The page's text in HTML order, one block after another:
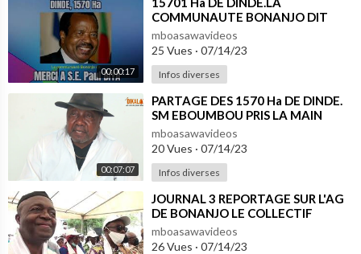
00:00:17
COMMUNAUTE BONANJO DIT
MERCI A S.E. PAUL BIYA
mboasawavideos
25 Vues · 07/14/23
Infos diverses
00:07:07
⁣PARTAGE DES 1570 Ha DE DINDE.
SM EBOUMBOU PRIS LA MAIN
DANS LE SAC
mboasawavideos
20 Vues · 07/14/23
Infos diverses
⁣JOURNAL 3 REPORTAGE SUR L'AG
DE BONANJO LE COLLECTIF
ASSURE ET RASSURE
mboasawavideos
26 Vues · 07/14/23